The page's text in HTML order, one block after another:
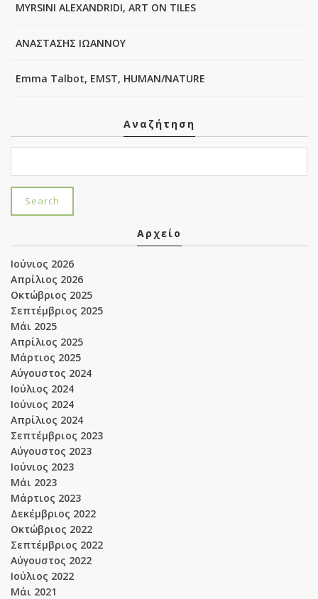
MYRSINI ALEXANDRIDI, ART ON TILES
ΑΝΑΣΤΑΣΗΣ ΙΩΑΝΝΟΥ
Emma Talbot, EMST, HUMAN/NATURE
Αναζήτηση
Αρχείο
Ιούνιος 2026
Απρίλιος 2026
Οκτώβριος 2025
Σεπτέμβριος 2025
Μάι 2025
Απρίλιος 2025
Μάρτιος 2025
Αύγουστος 2024
Ιούλιος 2024
Ιούνιος 2024
Απρίλιος 2024
Σεπτέμβριος 2023
Αύγουστος 2023
Ιούνιος 2023
Μάι 2023
Μάρτιος 2023
Δεκέμβριος 2022
Οκτώβριος 2022
Σεπτέμβριος 2022
Αύγουστος 2022
Ιούλιος 2022
Μάι 2021